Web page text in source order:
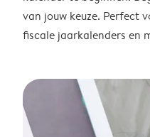
van jouw keuze. Perfect
fiscale jaarkalenders en